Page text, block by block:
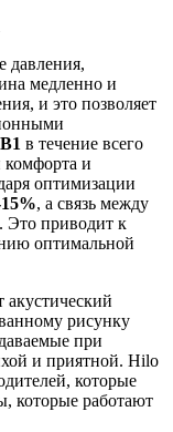
давления,
медленно и
и это позволяет
в течение всего
комфорта и
оптимизации
, а связь между
Это приводит к
оптимальной
рисунку
при
и приятной. Hilo
которые
которые работают